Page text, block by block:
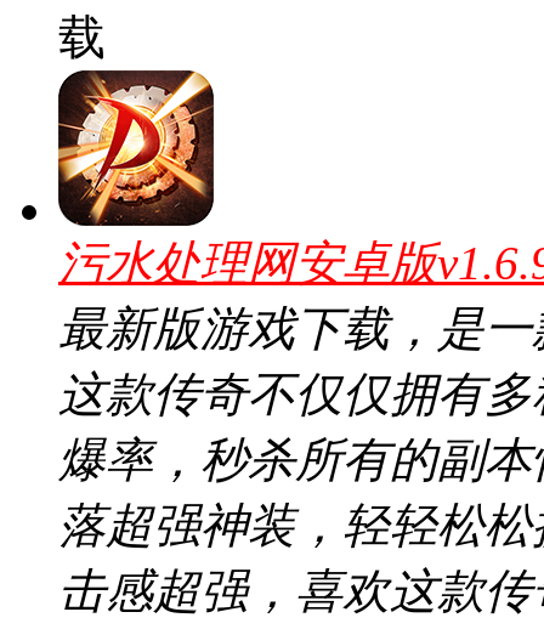
载
污水处理网安卓版
最新版游戏下载，是
这款传奇不仅仅拥有
爆率，秒杀所有的副
落超强神装，轻轻松
击感超强，喜欢这款